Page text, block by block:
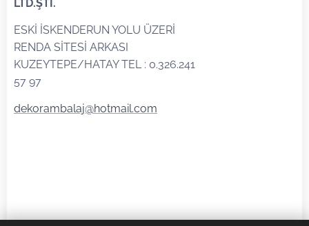
LTD.ŞTİ.
ESKİ İSKENDERUN YOLU ÜZERİ
RENDA SİTESİ ARKASI
KUZEYTEPE/HATAY TEL : 0.326.241
57 97
dekorambalaj@hotmail.com